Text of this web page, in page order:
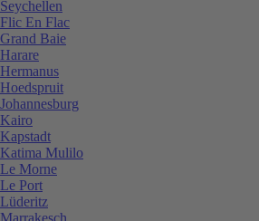
Seychellen
Flic En Flac
Grand Baie
Harare
Hermanus
Hoedspruit
Johannesburg
Kairo
Kapstadt
Katima Mulilo
Le Morne
Le Port
Lüderitz
Marrakesch